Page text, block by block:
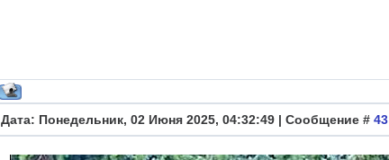
Дата: Понедельник, 02 Июня 2025, 04:32:49 | Сообщение # 43